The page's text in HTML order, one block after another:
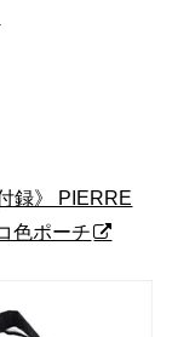
録》 PIERRE
色ポーチ